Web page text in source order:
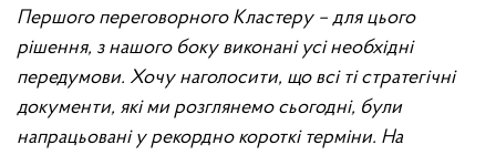
Першого переговорного Кластеру – для цього
рішення, з нашого боку виконані усі необхідні
передумови. Хочу наголосити, що всі ті стратегічні
документи, які ми розглянемо сьогодні, були
напрацьовані у рекордно короткі терміни. На